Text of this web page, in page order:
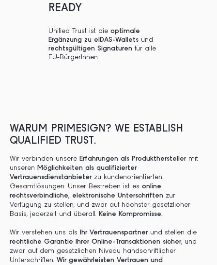
READY
Unified Trust ist die optimale
Ergänzung zu eIDAS-Wallets und
rechtsgültigen Signaturen für alle
EU-BürgerInnen.
WARUM PRIMESIGN? WE ESTABLISH
QUALIFIED TRUST.
Wir verbinden unsere Erfahrungen als Produkthersteller mit
unseren Möglichkeiten als qualifizierter
Vertrauensdienstanbieter zu kundenorientierten
Gesamtlösungen. Unser Bestreben ist es online
rechtsverbindliche, elektronische Unterschriften zur
Verfügung zu stellen, und zwar auf höchster gesetzlicher
Basis, jederzeit und überall. Keine Kompromisse.
Wir verstehen uns als Ihr Vertrauenspartner und stellen die
rechtliche Garantie Ihrer Online-Transaktionen sicher, und
zwar auf dem gesetzlichen Niveau handschriftlicher
Unterschriften. Wir gewährleisten Vertrauen und